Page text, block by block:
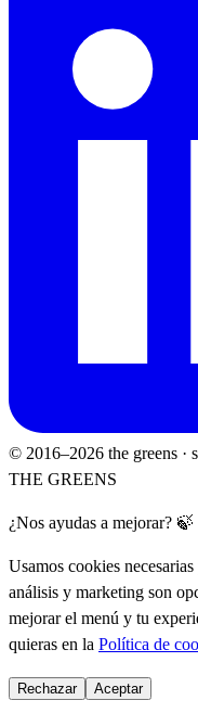
© 2016–2026 the greens ·
THE GREENS
¿Nos ayudas a mejorar? 🍃
Usamos cookies
análisis y marketing son
mejorar el menú y tu
quieras en la Política de
Rechazar Aceptar